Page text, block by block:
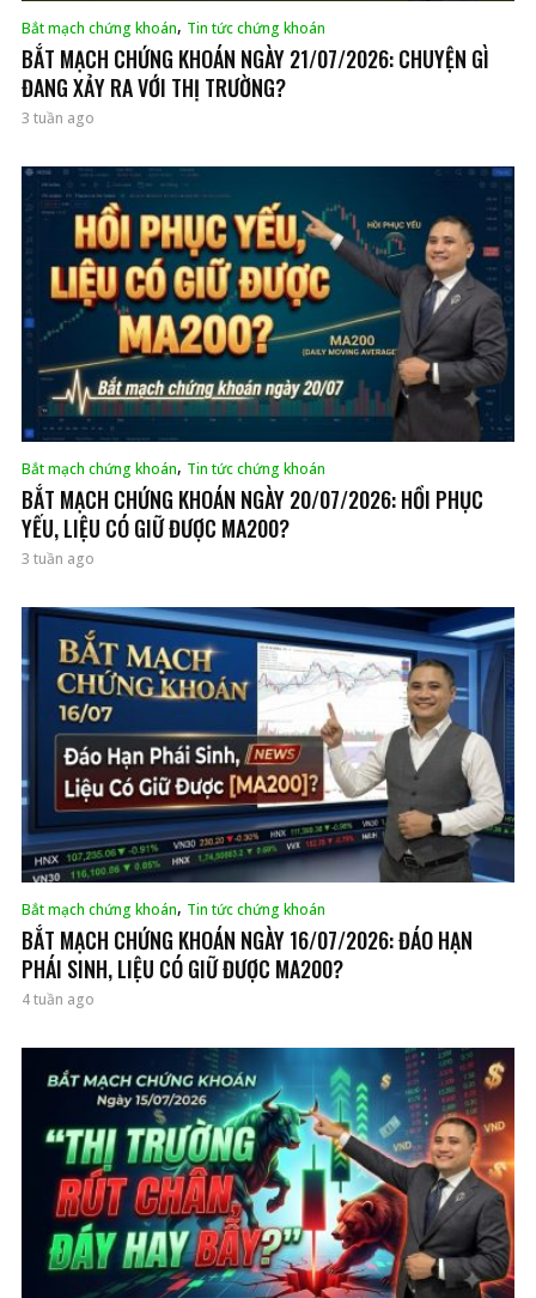
Bắt mạch chứng khoán, Tin tức chứng khoán
BẮT MẠCH CHỨNG KHOÁN NGÀY 21/07/2026: CHUYỆN GÌ
ĐANG XẢY RA VỚI THỊ TRƯỜNG?
3 tuần ago
Bắt mạch chứng khoán, Tin tức chứng khoán
BẮT MẠCH CHỨNG KHOÁN NGÀY 20/07/2026: HỒI PHỤC
YẾU, LIỆU CÓ GIỮ ĐƯỢC MA200?
3 tuần ago
Bắt mạch chứng khoán, Tin tức chứng khoán
BẮT MẠCH CHỨNG KHOÁN NGÀY 16/07/2026: ĐÁO HẠN
PHÁI SINH, LIỆU CÓ GIỮ ĐƯỢC MA200?
4 tuần ago